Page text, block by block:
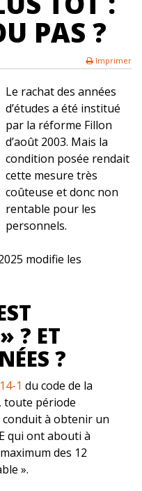
PAS ?
Imprimer
Le rachat des années
d’études a été institué
par la réforme Fillon
d’août 2003. Mais la
condition posée rendait
cette mesure très
coûteuse et donc non
rentable pour les
personnels.
modifie les
? ET
?
1 du code de la
toute période
à obtenir un
qui ont abouti à
des 12
».